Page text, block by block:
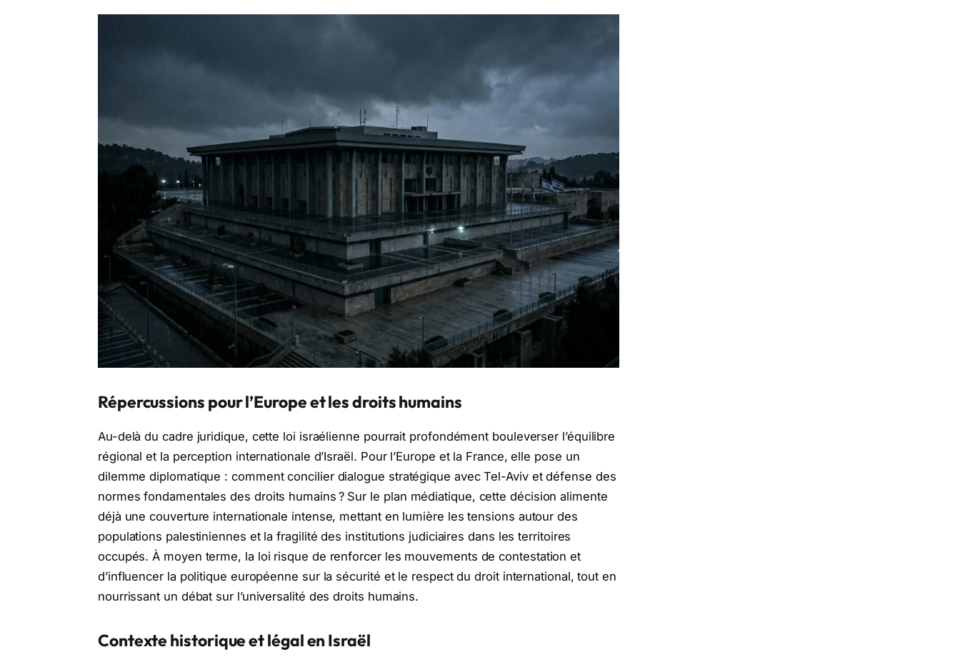
Répercussions pour l’Europe et les droits humains
Au-delà du cadre juridique, cette loi israélienne pourrait profondément bouleverser l’équilibre
régional et la perception internationale d’Israël. Pour l’Europe et la France, elle pose un
dilemme diplomatique : comment concilier dialogue stratégique avec Tel-Aviv et défense des
normes fondamentales des droits humains ? Sur le plan médiatique, cette décision alimente
déjà une couverture internationale intense, mettant en lumière les tensions autour des
populations palestiniennes et la fragilité des institutions judiciaires dans les territoires
occupés. À moyen terme, la loi risque de renforcer les mouvements de contestation et
d’influencer la politique européenne sur la sécurité et le respect du droit international, tout en
nourrissant un débat sur l’universalité des droits humains.
Contexte historique et légal en Israël